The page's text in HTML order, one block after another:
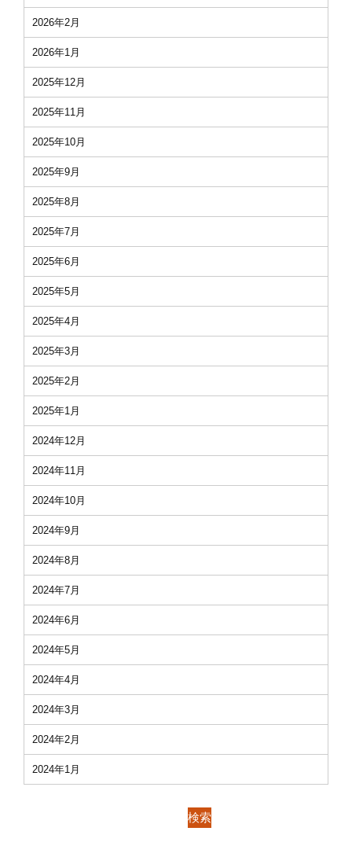
2026年2月
2026年1月
2025年12月
2025年11月
2025年10月
2025年9月
2025年8月
2025年7月
2025年6月
2025年5月
2025年4月
2025年3月
2025年2月
2025年1月
2024年12月
2024年11月
2024年10月
2024年9月
2024年8月
2024年7月
2024年6月
2024年5月
2024年4月
2024年3月
2024年2月
2024年1月
検索